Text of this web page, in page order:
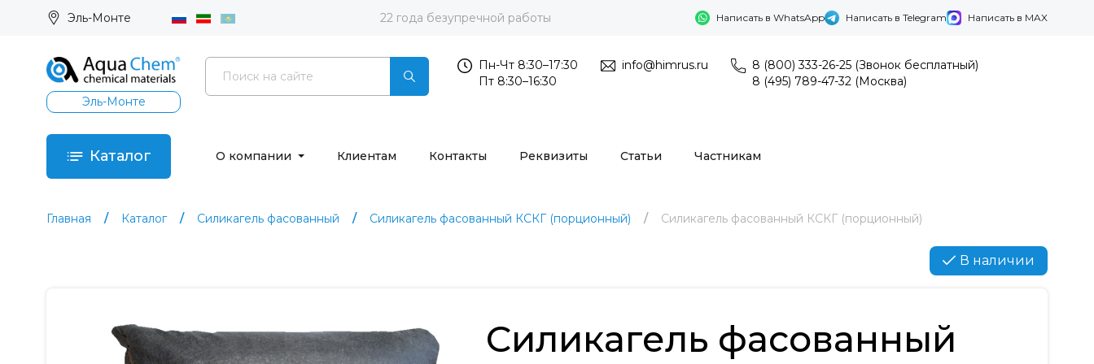
Эль-Монте 22 года безупречной работы Написать в WhatsApp Написать в Telegram Написать в MAX
Эль-Монте
Пн-Чт 8:30–17:30
Пт 8:30–16:30
info@himrus.ru
8 (800) 333-26-25 (Звонок бесплатный)
8 (495) 789-47-32 (Москва)
Каталог О компании Клиентам Контакты Реквизиты Статьи Частникам
Главная Каталог Силикагель фасованный Силикагель фасованный КСКГ (порционный) Силикагель фасованный КСКГ (порционный)
В наличии
Силикагель фасованный